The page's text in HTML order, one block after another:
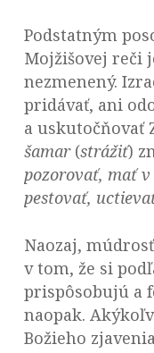
Podstatným
Mojžišovej reči
nezmenený.
pridávať, ani
a uskutočňovať
šamar (strážiť)
pozorovať, mať
pestovať,
Naozaj,
v tom, že si
prispôsobujú a
naopak.
Božieho